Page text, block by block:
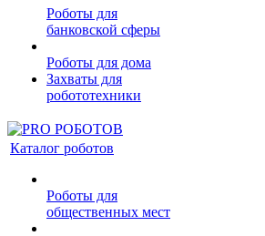
Роботы для
банковской сферы
Роботы для дома
Захваты для
робототехники
Каталог роботов
Роботы для
общественных мест